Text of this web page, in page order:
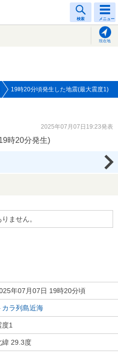
検索 メニュー
現在地
19時20分頃発生した地震(最大震度1)
2025年07月07日19:23発表
ません。
年07月07日 19時20分頃
カラ列島近海
度1
緯 29.3度